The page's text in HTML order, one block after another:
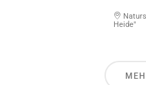
Heide"